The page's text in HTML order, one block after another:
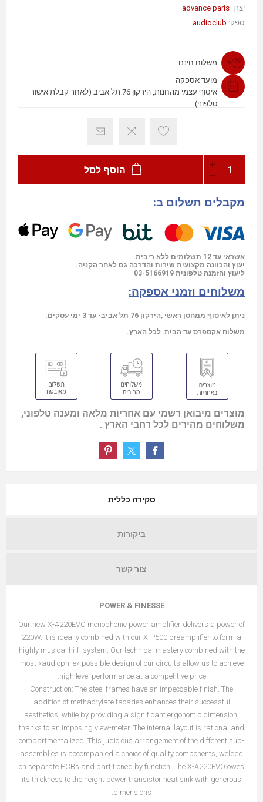
יצרן: advance paris
ספק: audioclub
משלוח חינם
מועד אספקה
איסוף עצמי מהחנות, הירקון 76 תל אביב (לאחר קבלת אישור
טלפוני)
הוסף לסל
מקבלים תשלום ב:
אשראי עד 12 תשלומים ללא ריבית.
יעוץ והכוונה מקצועית שירות והדרכה גם לאחר הקניה.
ליעוץ והזמנה טלפונית 03-5166919
משלוחים וזמני אספקה:
ניתן לאיסוף ממחסן ראשי ,הירקון 76 תל אביב- עד 3 ימי עסקים.
משלוח אקספרס עד הבית לכל הארץ.
מוצרים מיבואן רשמי עם אחריות מלאה ומענה טלפוני,
משלוחים מהירים לכל רחבי הארץ .
סקירה כללית
ביקורות
צור קשר
POWER & FINESSE
Our new X-A220EVO monophonic power amplifier delivers a power of
220W. It is ideally combined with our X-P500 preamplifier to form a
highly musical hi-fi system. Our technical mastery combined with the
most «audiophile» possible design of our circuits allow us to achieve
high level performance at a competitive price.
Construction: The steel frames have an impeccable finish. The
addition of methacrylate facades enhances their successful
aesthetics, while by providing a significant ergonomic dimension,
thanks to an imposing view-meter. The internal layout is rational and
compartmentalized. This judicious arrangement of the different sub-
assemblies is accompanied a choice of quality components, welded
on separate PCBs and partitioned by function. The X-A220EVO owes
its thickness to the height power transistor heat sink with generous
dimensions.